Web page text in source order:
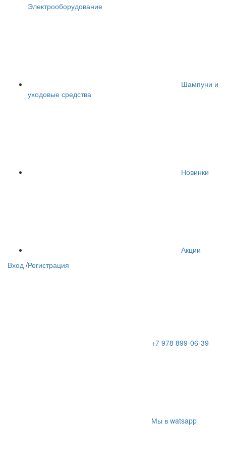
Электрооборудование
Шампуни и
уходовые средства
Новинки
Акции
Вход /Регистрация
+7 978 899-06-39
Мы в watsapp